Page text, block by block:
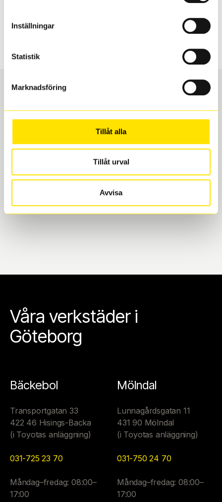
Inställningar
Statistik
Marknadsföring
Tillåt alla
Tillåt urval
Avvisa
Boka och hämta hos Däckspecialen
När du beställer dina nya däck eller fälgar hos oss
levereras de direkt till någon av våra däckverkstäder i
Göteborg. Välj mellan Hisingen (Bäckebol) eller
Mölndal. I beställningen anger du datum och tid för
vi till att de uppfyller alla krav för en säker körning.
Våra verkstäder i
Göteborg
Bäckebol
Transportgatan 33
422 46 Hisings-Backa
(i Toyotas anläggning)
031-725 23 70
Måndag–fredag: 08:00–
17:00
Mölndal
Lunnagårdsgatan 11
431 90 Mölndal
(i Toyotas anläggning)
031-750 24 70
Måndag–fredag: 08:00–
17:00